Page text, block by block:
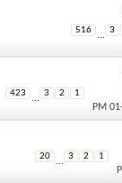
3
...
516
1
2
3
...
423
1
2
3
...
20